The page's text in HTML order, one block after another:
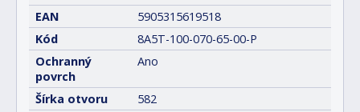
EAN
5905315619518
Kód
8A5T-100-070-65-00-P
Ochranný
povrch
Ano
Šírka otvoru
582